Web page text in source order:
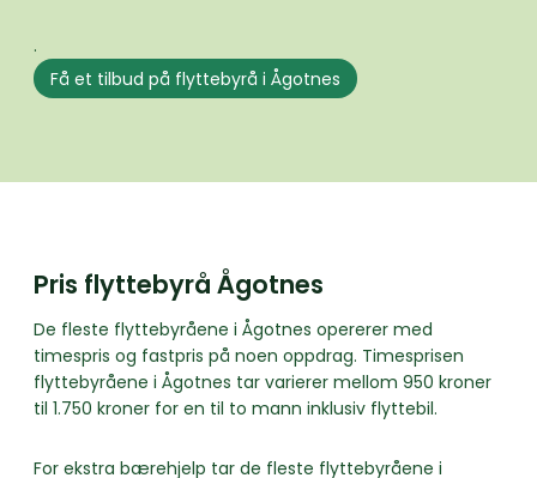
.
Få et tilbud på flyttebyrå i Ågotnes
Pris flyttebyrå Ågotnes
De fleste flyttebyråene i Ågotnes opererer med
timespris og fastpris på noen oppdrag. Timesprisen
flyttebyråene i Ågotnes tar varierer mellom 950 kroner
til 1.750 kroner for en til to mann inklusiv flyttebil.
For ekstra bærehjelp tar de fleste flyttebyråene i